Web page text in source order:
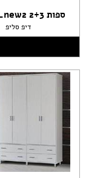
ספות 2+3 YB625_new2
דיפ סליפ